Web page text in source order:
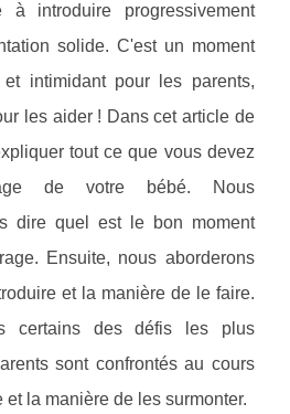
à introduire progressivement
solide. C'est un moment
intimidant pour les parents,
les aider ! Dans cet article de
tout ce que vous devez
de votre bébé. Nous
dire quel est le bon moment
Ensuite, nous aborderons
et la manière de le faire.
certains des défis les plus
sont confrontés au cours
la manière de les surmonter.